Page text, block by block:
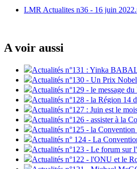
LMR Actualites n36 - 16 juin
A voir aussi
Actualités n°131 : Yinka
Actualités n°130 - Un Prix
Actualités n°129 - le message
Actualités n°128 - la Région 14
Actualités n°127 : Juin est le
Actualités n°126 - assister à la
Actualités n°125 - la
Actualités n° 124 - La
Actualités n°123 - Le forum sur
Actualités n°122 - l'ONU et le